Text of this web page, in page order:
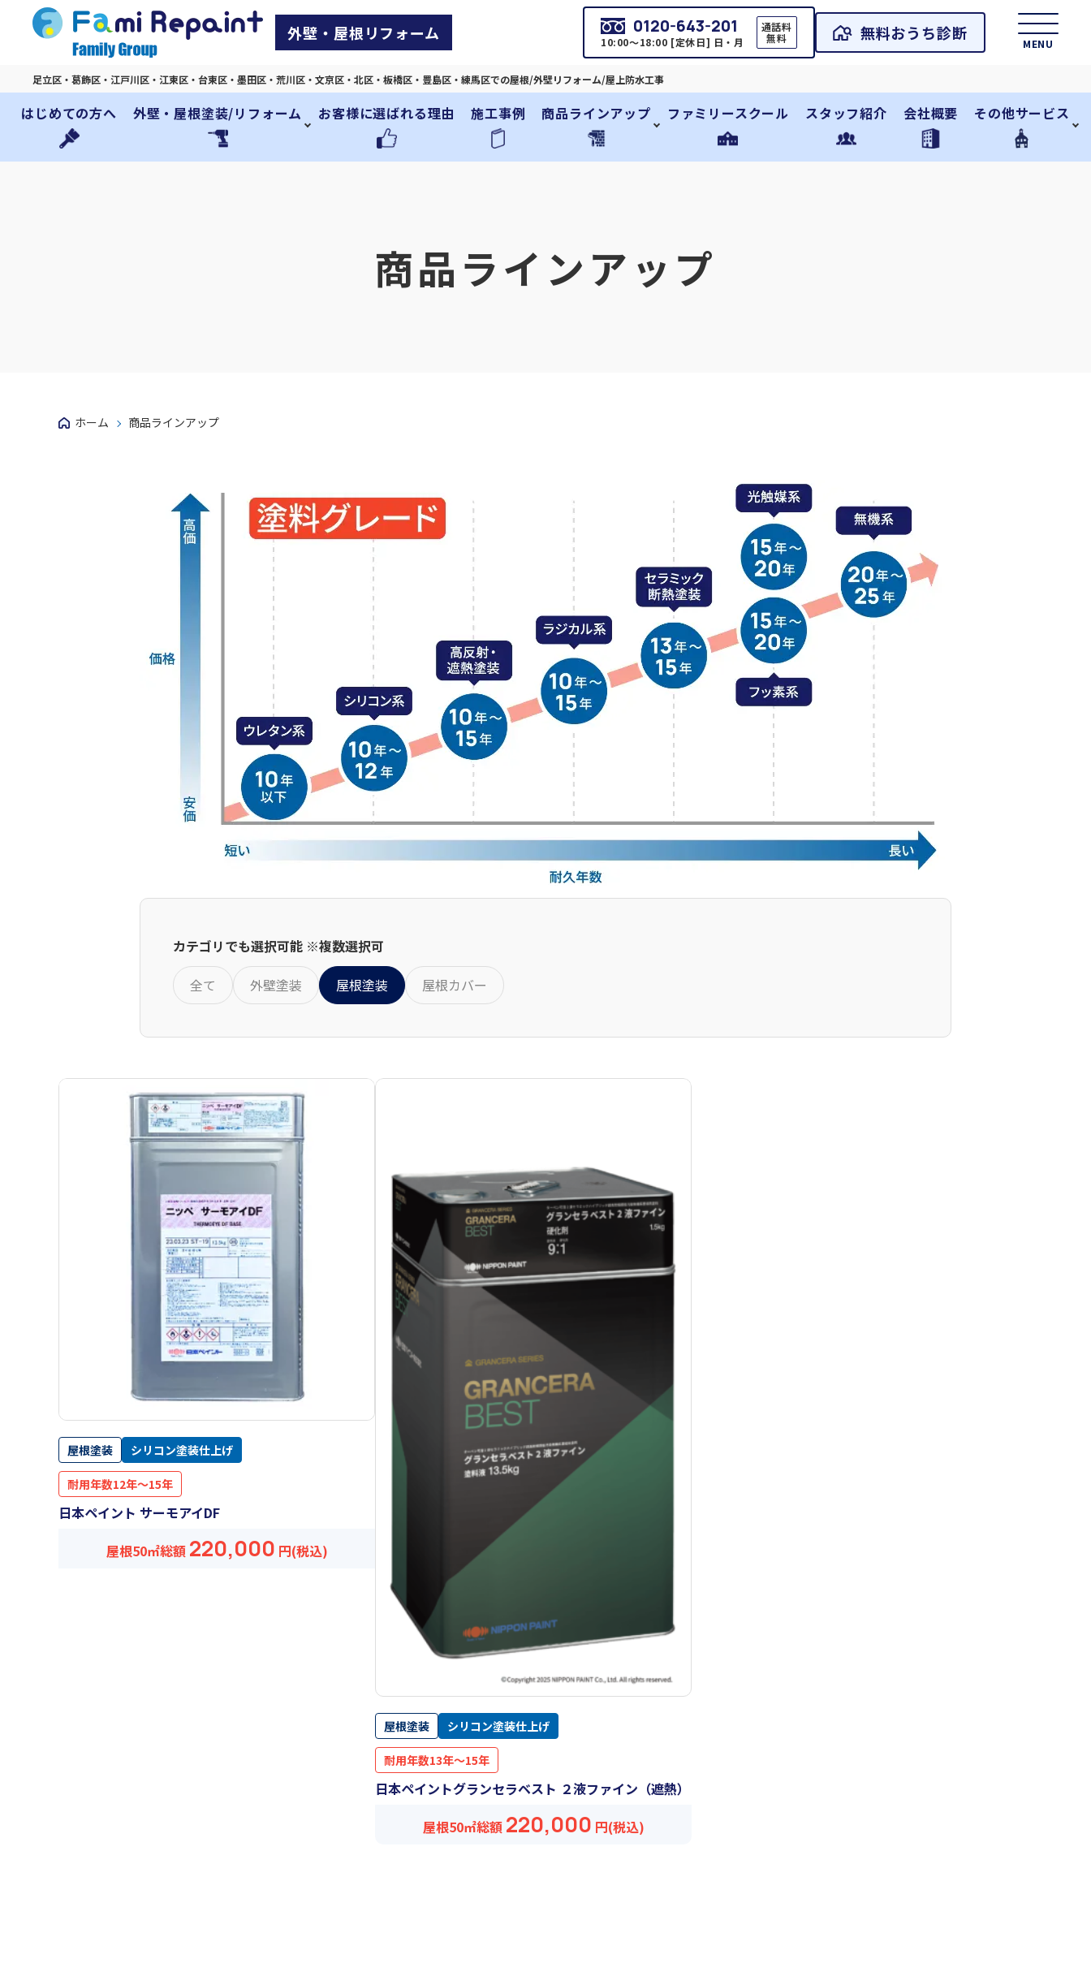
外壁・屋根リフォーム 0120-643-201
10:00～18:00 [定休日] 日・月
通話料
無料
無料おうち診断
足立区・葛飾区・江戸川区・江東区・台東区・墨田区・荒川区・文京区・北区・板橋区・豊島区・練馬区での屋根/外壁リフォーム/屋上防水工事
はじめての方へ 外壁・屋根塗装/リフォーム お客様に選ばれる理由 施工事例 商品ラインアップ ファミリースクール スタッフ紹介 会社概要 その他サービス
MENU
商品ラインアップ
ホーム 商品ラインアップ
カテゴリでも選択可能 ※複数選択可
全て
外壁塗装 屋根塗装 屋根カバー
屋根塗装 シリコン塗装仕上げ
耐用年数12年～15年
日本ペイント サーモアイDF
屋根50㎡総額 220,000 円(税込)
屋根塗装 シリコン塗装仕上げ
耐用年数13年～15年
日本ペイントグランセラベスト ２液ファイン（遮熱）
屋根50㎡総額 220,000 円(税込)